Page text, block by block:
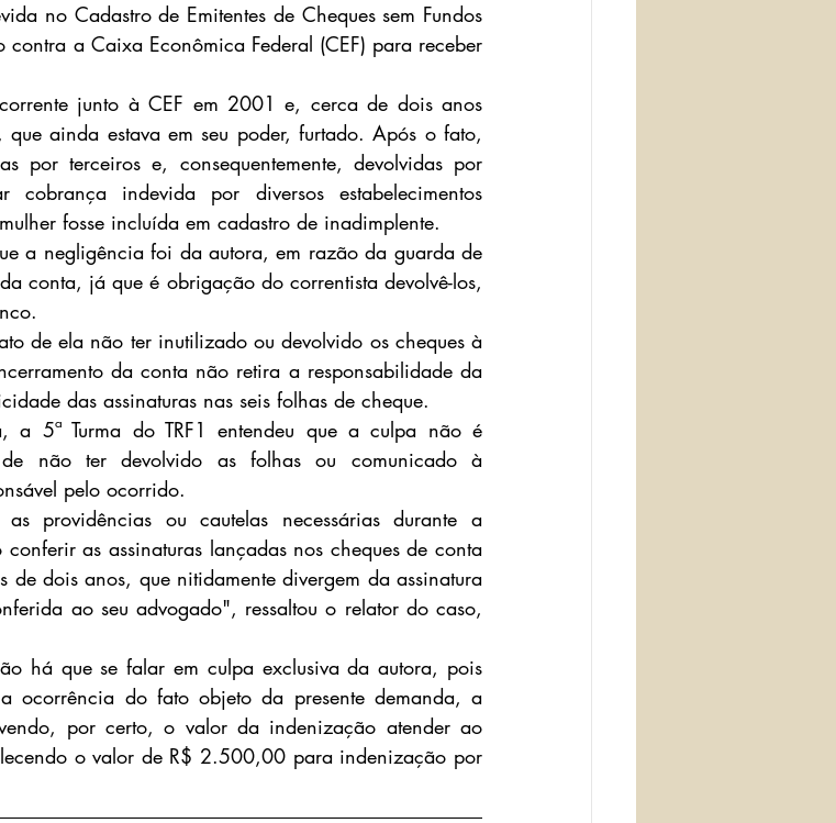
no Cadastro de Emitentes de Cheques sem Fundos
contra a Caixa Econômica Federal (CEF) para receber
junto à CEF em 2001 e, cerca de dois anos
ainda estava em seu poder, furtado. Após o fato,
por terceiros e, consequentemente, devolvidas por
indevida por diversos estabelecimentos
fosse incluída em cadastro de inadimplente.
a negligência foi da autora, em razão da guarda de
conta, já que é obrigação do correntista devolvê-los,
de ela não ter inutilizado ou devolvido os cheques à
da conta não retira a responsabilidade da
das assinaturas nas seis folhas de cheque.
a 5ª Turma do TRF1 entendeu que a culpa não é
de não ter devolvido as folhas ou comunicado à
pelo ocorrido.
providências ou cautelas necessárias durante a
as assinaturas lançadas nos cheques de conta
dois anos, que nitidamente divergem da assinatura
ao seu advogado", ressaltou o relator do caso,
há que se falar em culpa exclusiva da autora, pois
ocorrência do fato objeto da presente demanda, a
por certo, o valor da indenização atender ao
o valor de R$ 2.500,00 para indenização por